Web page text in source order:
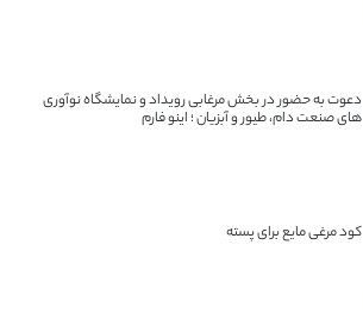
دعوت به حضور در بخش مرغابی رویداد و نمایشگاه نوآوری
های صنعت دام، طیور و آبزیان ؛ اینو فارم
کود مرغی مایع برای پسته